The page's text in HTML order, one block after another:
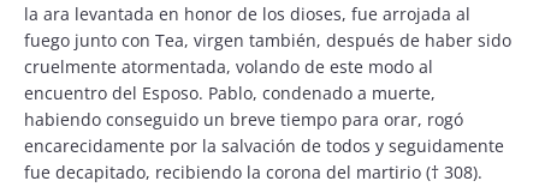
la ara levantada en honor de los dioses, fue arrojada al
fuego junto con Tea, virgen también, después de haber sido
cruelmente atormentada, volando de este modo al
encuentro del Esposo. Pablo, condenado a muerte,
habiendo conseguido un breve tiempo para orar, rogó
encarecidamente por la salvación de todos y seguidamente
fue decapitado, recibiendo la corona del martirio († 308).